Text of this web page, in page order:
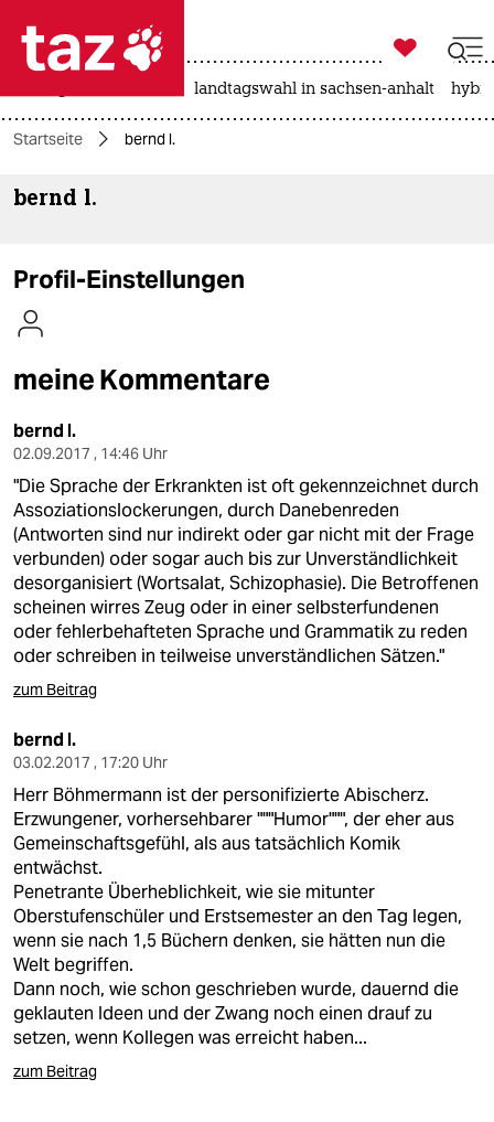
 taz zahl ich
themen
kultur
sport
berlin
nord
wahrheit
verlag
verlag
veranstaltungen
shop
fragen & hilfe
unterstützen
abo
genossenschaft
epaper login

taz zahl ich
landtagswahl in sachsen-anhalt
Startseite bernd l.
bernd l.
Profil-Einstellungen
meine Kommentare
bernd l.
02.09.2017 , 14:46 Uhr
"Die Sprache der Erkrankten ist oft gekennzeichnet durch
Assoziationslockerungen, durch Danebenreden
(Antworten sind nur indirekt oder gar nicht mit der Frage
verbunden) oder sogar auch bis zur Unverständlichkeit
desorganisiert (Wortsalat, Schizophasie). Die Betroffenen
scheinen wirres Zeug oder in einer selbsterfundenen
oder fehlerbehafteten Sprache und Grammatik zu reden
oder schreiben in teilweise unverständlichen Sätzen."
zum Beitrag
bernd l.
03.02.2017 , 17:20 Uhr
Herr Böhmermann ist der personifizierte Abischerz.
Erzwungener, vorhersehbarer """Humor""", der eher aus
Gemeinschaftsgefühl, als aus tatsächlich Komik
entwächst.
Penetrante Überheblichkeit, wie sie mitunter
Oberstufenschüler und Erstsemester an den Tag legen,
wenn sie nach 1,5 Büchern denken, sie hätten nun die
Welt begriffen.
Dann noch, wie schon geschrieben wurde, dauernd die
geklauten Ideen und der Zwang noch einen drauf zu
setzen, wenn Kollegen was erreicht haben...
zum Beitrag